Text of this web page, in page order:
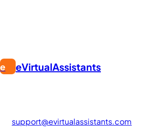
e eVirtualAssistants
support@evirtualassistants.com